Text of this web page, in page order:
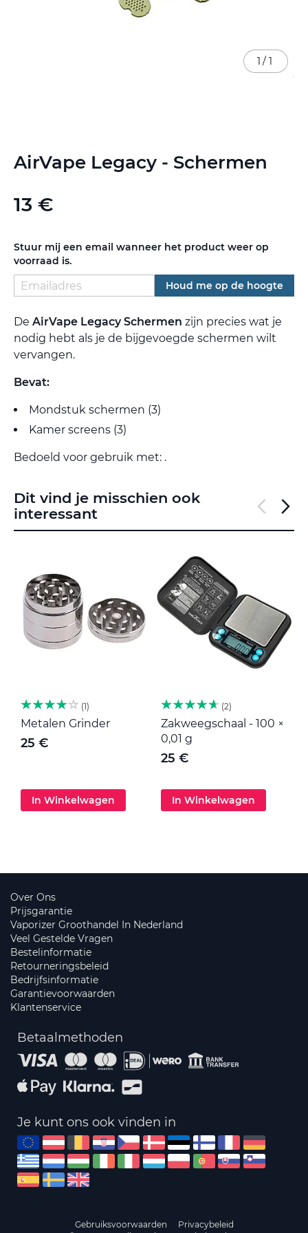
AirVape Legacy - Schermen
13 €
Stuur mij een email wanneer het product weer op
voorraad is.
Houd me op de hoogte
De AirVape Legacy Schermen zijn precies wat je
nodig hebt als je de bijgevoegde schermen wilt
vervangen.
Bevat:
Mondstuk schermen (3)
Kamer screens (3)
Bedoeld voor gebruik met: .
1 / 1
naar
van
gallerij
Dit vind je misschien ook
interessant
1
Metalen Grinder
25 €
In Winkelwagen
2
Zakweegschaal - 100 ×
0,01 g
25 €
In Winkelwagen
Over Ons
Prijsgarantie
Vaporizer Groothandel In Nederland
Veel Gestelde Vragen
Bestelinformatie
Retourneringsbeleid
Bedrijfsinformatie
Garantievoorwaarden
Klantenservice
Betaalmethoden
Je kunt ons ook vinden in
Gebruiksvoorwaarden
Privacybeleid